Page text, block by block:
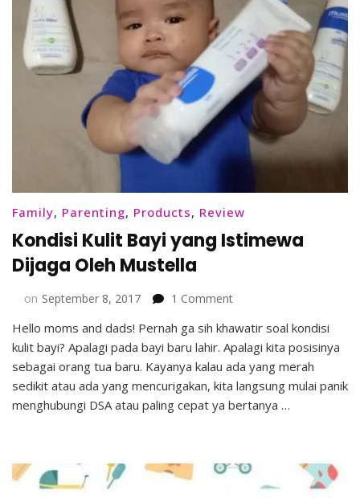
Family, Parenting, Products, Review
Kondisi Kulit Bayi yang Istimewa
Dijaga Oleh Mustella
on September 8, 2017 1 Commenton
Kulit
Bayi
yang
Istimewa
Dijaga
Hello moms and dads! Pernah ga sih khawatir soal kondisi
kulit bayi? Apalagi pada bayi baru lahir. Apalagi kita posisinya
sebagai orang tua baru. Kayanya kalau ada yang merah
sedikit atau ada yang mencurigakan, kita langsung mulai panik
menghubungi DSA atau paling cepat ya bertanya …